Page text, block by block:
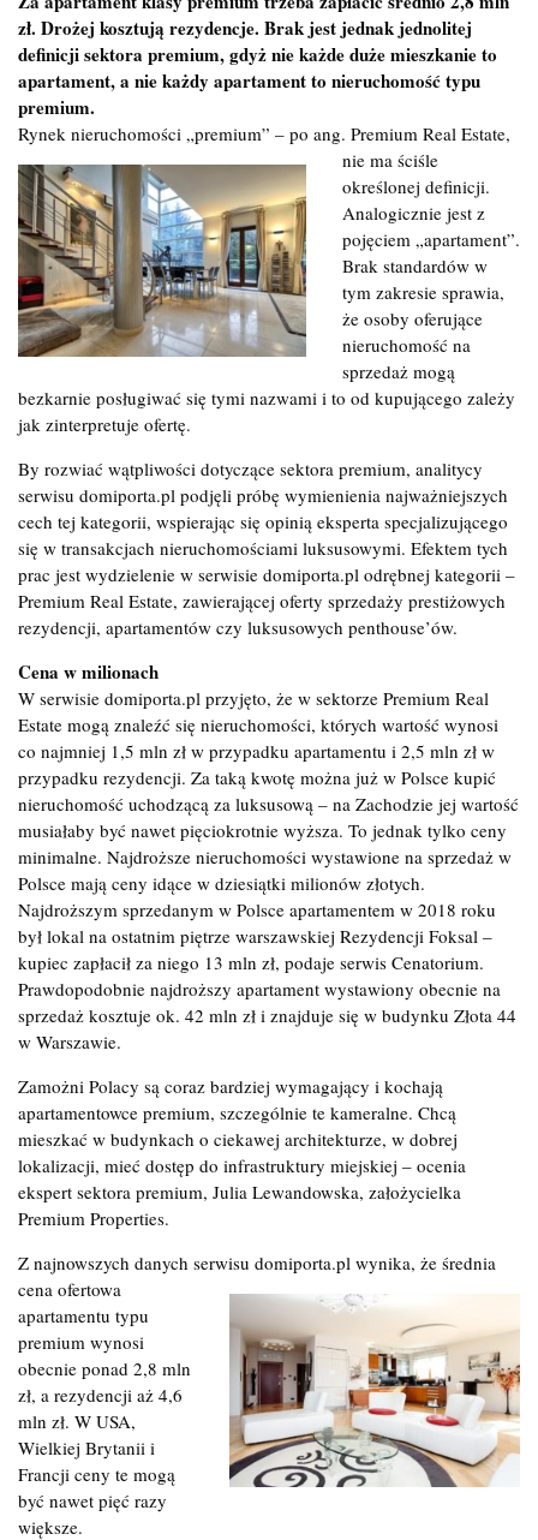
zł. Drożej kosztują rezydencje. Brak jest jednak jednolitej
definicji sektora premium, gdyż nie każde duże mieszkanie to
apartament, a nie każdy apartament to nieruchomość typu
premium.
Rynek nieruchomości „premium” – po ang. Premium Real Estate,
nie ma ściśle
określonej definicji.
Analogicznie jest z
pojęciem „apartament”.
Brak standardów w
tym zakresie sprawia,
że osoby oferujące
nieruchomość na
sprzedaż mogą
bezkarnie posługiwać się tymi nazwami i to od kupującego zależy
jak zinterpretuje ofertę.
By rozwiać wątpliwości dotyczące sektora premium, analitycy
serwisu domiporta.pl podjęli próbę wymienienia najważniejszych
cech tej kategorii, wspierając się opinią eksperta specjalizującego
się w transakcjach nieruchomościami luksusowymi. Efektem tych
prac jest wydzielenie w serwisie domiporta.pl odrębnej kategorii –
Premium Real Estate, zawierającej oferty sprzedaży prestiżowych
rezydencji, apartamentów czy luksusowych penthouse’ów.
Cena w milionach
W serwisie domiporta.pl przyjęto, że w sektorze Premium Real
Estate mogą znaleźć się nieruchomości, których wartość wynosi
co najmniej 1,5 mln zł w przypadku apartamentu i 2,5 mln zł w
przypadku rezydencji. Za taką kwotę można już w Polsce kupić
nieruchomość uchodzącą za luksusową – na Zachodzie jej wartość
musiałaby być nawet pięciokrotnie wyższa. To jednak tylko ceny
minimalne. Najdroższe nieruchomości wystawione na sprzedaż w
Polsce mają ceny idące w dziesiątki milionów złotych.
Najdroższym sprzedanym w Polsce apartamentem w 2018 roku
był lokal na ostatnim piętrze warszawskiej Rezydencji Foksal –
kupiec zapłacił za niego 13 mln zł, podaje serwis Cenatorium.
Prawdopodobnie najdroższy apartament wystawiony obecnie na
sprzedaż kosztuje ok. 42 mln zł i znajduje się w budynku Złota 44
w Warszawie.
Zamożni Polacy są coraz bardziej wymagający i kochają
apartamentowce premium, szczególnie te kameralne. Chcą
mieszkać w budynkach o ciekawej architekturze, w dobrej
lokalizacji, mieć dostęp do infrastruktury miejskiej – ocenia
ekspert sektora premium, Julia Lewandowska, założycielka
Premium Properties.
Z najnowszych danych serwisu domiporta.pl wynika, że średnia
cena ofertowa
apartamentu typu
premium wynosi
obecnie ponad 2,8 mln
zł, a rezydencji aż 4,6
mln zł. W USA,
Wielkiej Brytanii i
Francji ceny te mogą
być nawet pięć razy
większe.